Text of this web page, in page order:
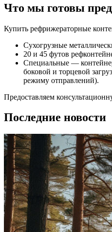
Что мы готовы
Купить рефрижераторные
Сухогрузные
20 и 45 футов
Специальные —
боковой и торцевой
режиму отправлений).
Предоставляем
Последние новости